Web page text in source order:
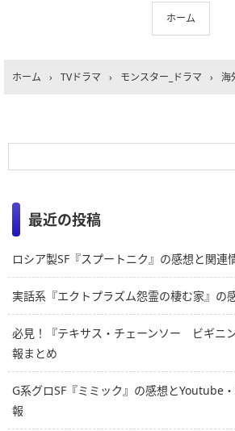
ホーム
ホーム › TVドラマ › モンスター_ドラマ › 海
最近の投稿
ロシア製SF『スプートニク』の感想と関連
実話系『エクトプラズム怨霊の棲む家』の
必見！『テキサス・チェーンソー ビギニ
報まとめ
G系グロSF『ミミック』の感想とYoutube
報